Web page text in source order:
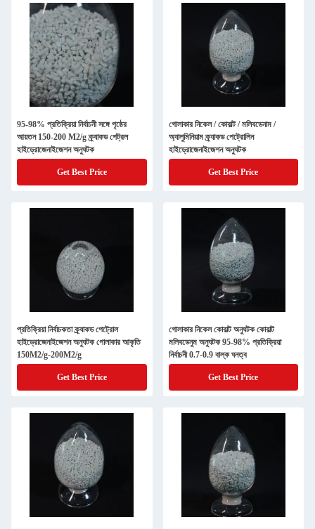
95-98% প্রতিক্রিয়া নির্বাচনী সঙ্গে পৃষ্ঠের
আয়তন 150-200 M2/g ক্র্যাকড পেট্রল
হাইড্রোজেনাইজেশন অনুঘটক
Get Best Price
গোলাকার নিকেল / কোবাল্ট / মলিবডেনাম /
অ্যালুমিনিয়াম ক্র্যাকড পেট্রোলিন
হাইড্রোজেনাইজেশন অনুঘটক
Get Best Price
প্রতিক্রিয়া নির্বাচকতা ক্র্যাকড পেট্রোল
হাইড্রোজেনাইজেশন অনুঘটক গোলাকার আকৃতি
150M2/g-200M2/g
Get Best Price
গোলাকার নিকেল কোবাল্ট অনুঘটক কোবাল্ট
মলিবডেনুম অনুঘটক 95-98% প্রতিক্রিয়া
নির্বাচনী 0.7-0.9 বাল্ক ঘনত্ব
Get Best Price